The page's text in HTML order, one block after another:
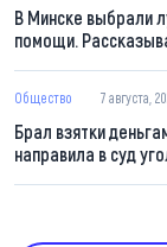
В Минске выбрали
помощи.
Общество 7 августа,
Брал взятки
направила в суд